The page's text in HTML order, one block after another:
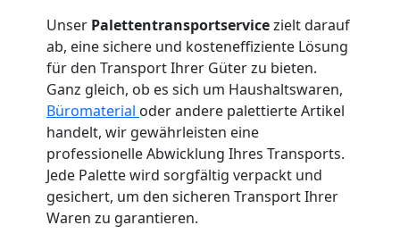
Unser Palettentransportservicezielt darauf
ab, eine sichere und kosteneffiziente Lösung
für den Transport Ihrer Güter zu bieten.
Ganz gleich, ob es sich um Haushaltswaren,
Büromaterial oder andere palettierte Artikel
handelt, wir gewährleisten eine
professionelle Abwicklung Ihres Transports.
Jede Palette wird sorgfältig verpackt und
gesichert, um den sicheren Transport Ihrer
Waren zu garantieren.